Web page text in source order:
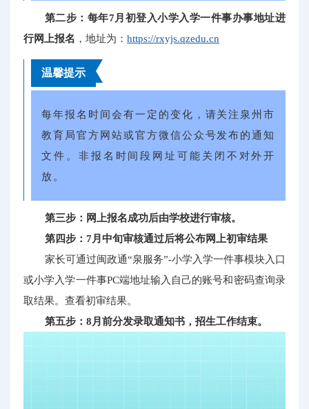
第二步：每年7月初登入小学入学一件事办事地址进
行网上报名 ，地址为：https://rxyjs.qzedu.cn
温馨提示
每年报名时间会有一定的变化，请关注泉州市
教育局官方网站或官方微信公众号发布的通知
文件。非报名时间段网址可能关闭不对外开
放。
第三步：网上报名成功后由学校进行审核。
第四步：7月中旬审核通过后将公布网上初审结果
家长可通过闽政通“泉服务”-小学入学一件事模块入口
或小学入学一件事PC端地址输入自己的账号和密码查询录
取结果。查看初审结果。
第五步：8月前分发录取通知书，招生工作结束。